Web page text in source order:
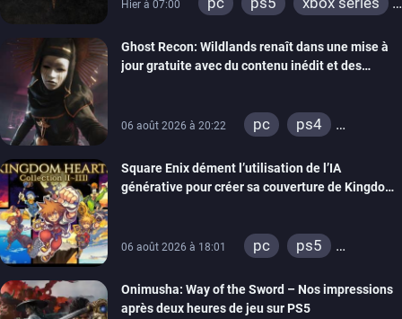
Hier à 07:00
xbox one
nintendo 64
Ghost Recon: Wildlands renaît dans une mise à
jour gratuite avec du contenu inédit et des
06 août 2026 à 20:22 pc
ps4
Square Enix dément l’utilisation de l’IA
générative pour créer sa couverture de Kingdom
06 août 2026 à 18:01 pc
ps5
switch 2
Onimusha: Way of the Sword – Nos impressions
après deux heures de jeu sur PS5